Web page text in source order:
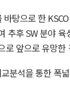
탕으로 한
추후 SW 분야
로 앞으로 유망
분석을 통한 폭